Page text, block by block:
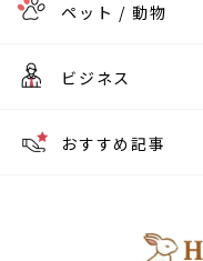
ペット / 動物
ビジネス
おすすめ記事